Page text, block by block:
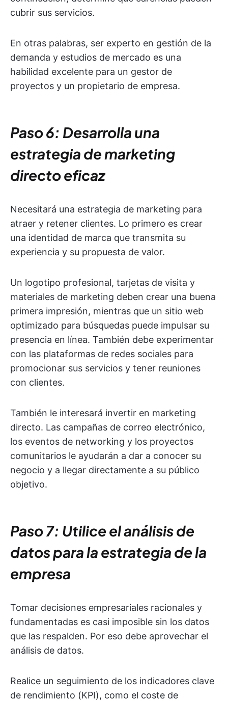
cubrir sus servicios.
En otras palabras, ser experto en gestión de la
demanda y estudios de mercado es una
habilidad excelente para un gestor de
proyectos y un propietario de empresa.
Paso 6: Desarrolla una
estrategia de marketing
directo eficaz
Necesitará una estrategia de marketing para
atraer y retener clientes. Lo primero es crear
una identidad de marca que transmita su
experiencia y su propuesta de valor.
Un logotipo profesional, tarjetas de visita y
materiales de marketing deben crear una buena
primera impresión, mientras que un sitio web
optimizado para búsquedas puede impulsar su
presencia en línea. También debe experimentar
con las plataformas de redes sociales para
promocionar sus servicios y tener reuniones
con clientes.
También le interesará invertir en marketing
directo. Las campañas de correo electrónico,
los eventos de networking y los proyectos
comunitarios le ayudarán a dar a conocer su
negocio y a llegar directamente a su público
objetivo.
Paso 7: Utilice el análisis de
datos para la estrategia de la
empresa
Tomar decisiones empresariales racionales y
fundamentadas es casi imposible sin los datos
que las respalden. Por eso debe aprovechar el
análisis de datos.
Realice un seguimiento de los indicadores clave
de rendimiento (KPI), como el coste de